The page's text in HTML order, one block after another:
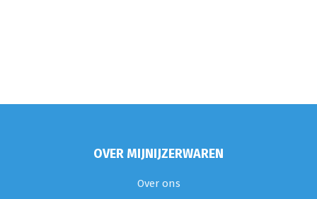
OVER MIJNIJZERWAREN
Over ons